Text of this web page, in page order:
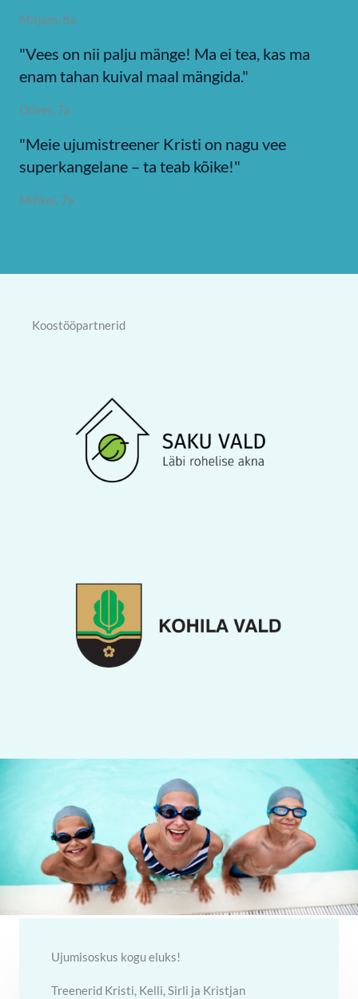
Mirjam, 8a
"Vees on nii palju mänge! Ma ei tea, kas ma
enam tahan kuival maal mängida."
Oliver, 7a
"Meie ujumistreener Kristi on nagu vee
superkangelane – ta teab kõike!"
Mihkel, 7a
Koostööpartnerid
Ujumisoskus kogu eluks!
Treenerid Kristi, Kelli, Sirli ja Kristjan